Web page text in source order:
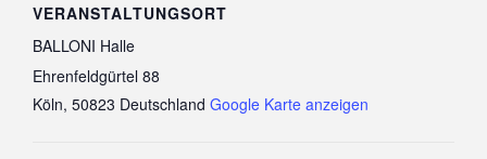
VERANSTALTUNGSORT
BALLONI Halle
Ehrenfeldgürtel 88
Köln, 50823 Deutschland Google Karte anzeigen